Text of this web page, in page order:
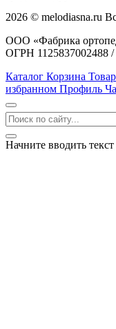
2026 © melodiasna.ru
ООО «Фабрика
ОГРН 1125837002488
Каталог Корзина
избранном Профиль
Начните вводить